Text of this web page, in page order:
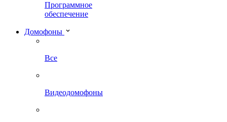
Программное
обеспечение
Домофоны
Все
Видеодомофоны